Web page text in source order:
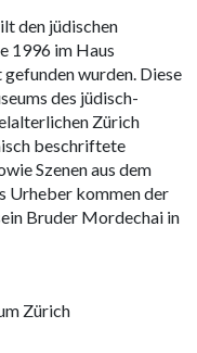
den jüdischen
1996 im Haus
wurden. Diese
des jüdisch-
Zürich
beschriftete
Szenen aus dem
Urheber kommen der
Bruder Mordechai in
Zürich